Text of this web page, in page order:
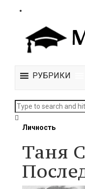
РУБРИКИ
Личность
Таня